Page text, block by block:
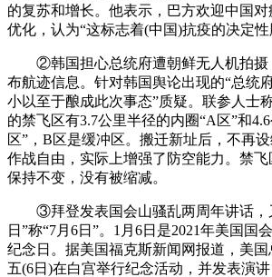
的复苏和增长。他表示，巴方欢迎中国
优化，认为“这标志着(中国)抗疫的决定性
②韩国担心总统府遭朝鲜无人机拍摄
布航迹信息。针对韩国舆论出现的“总统
小以至于酿成此次事态”质疑。联参人士
的禁飞区有3.7公里半径的内圈“A区”和
区”，B区是缓冲区。搬迁新址后，不再
作战自由，实际上增强了防空能力。禁
保持不变，没有被缩减。
③拜登发表国会山骚乱两周年讲话，
日”称“7月6日”。1月6日是2021年美国国
纪念日。据美国福克斯新闻网报道，美
五(6日)在白宫举行纪念活动，并发表演